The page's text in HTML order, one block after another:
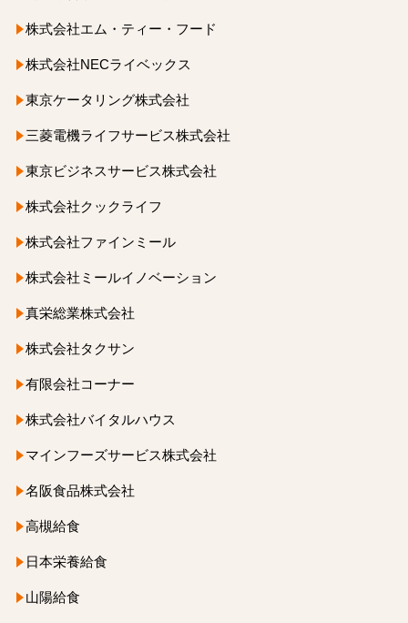
株式会社エム・ティー・フード
株式会社NECライベックス
東京ケータリング株式会社
三菱電機ライフサービス株式会社
東京ビジネスサービス株式会社
株式会社クックライフ
株式会社ファインミール
株式会社ミールイノベーション
真栄総業株式会社
株式会社タクサン
有限会社コーナー
株式会社バイタルハウス
マインフーズサービス株式会社
名阪食品株式会社
高槻給食
日本栄養給食
山陽給食